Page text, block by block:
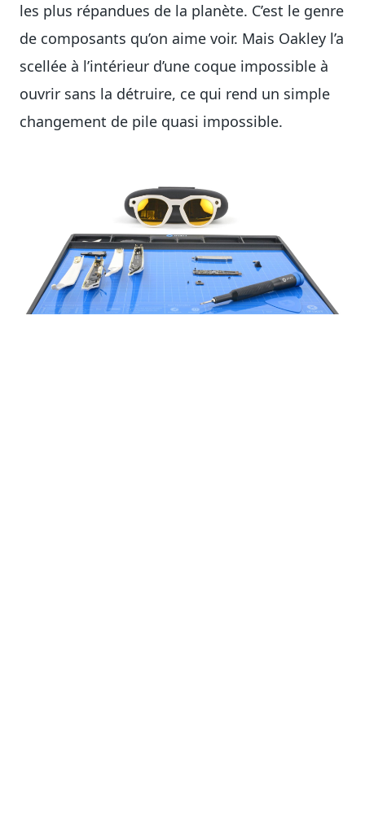
les plus répandues de la planète. C’est le genre
de composants qu’on aime voir. Mais Oakley l’a
scellée à l’intérieur d’une coque impossible à
ouvrir sans la détruire, ce qui rend un simple
changement de pile quasi impossible.